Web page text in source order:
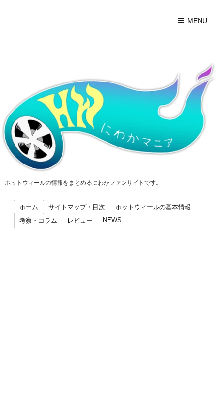
MENU
ホットウィールの情報をまとめるにわかファンサイトです。
ホーム サイトマップ・目次
ホットウィールの基本情報
考察・コラム
レビュー NEWS